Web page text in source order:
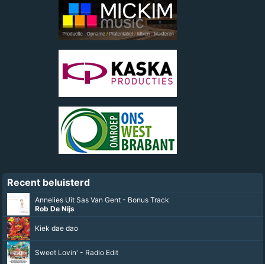
Recent beluisterd
Annelies Uit Sas Van Gent - Bonus Track
Rob De Nijs
Kiek dae dao
Sweet Lovin' - Radio Edit